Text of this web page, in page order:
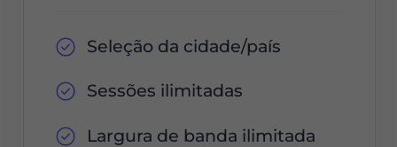
Seleção da cidade/país
Sessões ilimitadas
Largura de banda ilimitada